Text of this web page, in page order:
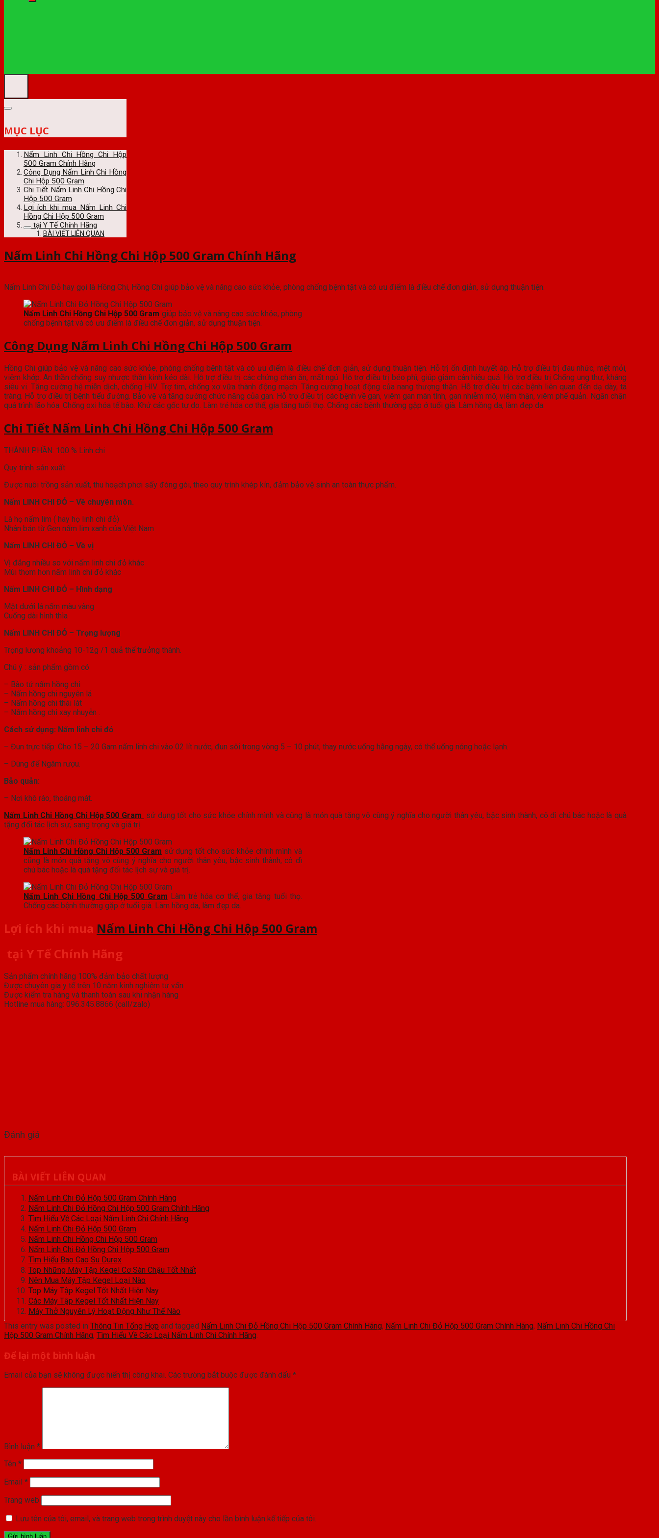
MỤC LỤC
Nấm Linh Chi Hồng Chi Hộp
500 Gram Chính Hãng
Công Dụng Nấm Linh Chi Hồng
Chi Hộp 500 Gram
Chi Tiết Nấm Linh Chi Hồng Chi
Hộp 500 Gram
Lợi ích khi mua Nấm Linh Chi
Hồng Chi Hộp 500 Gram
tại Y Tế Chính Hãng
BÀI VIẾT LIÊN QUAN
Nấm Linh Chi Hồng Chi Hộp 500 Gram Chính Hãng
Nấm Linh Chi Đỏ hay gọi là Hồng Chi, Hồng Chi giúp bảo vệ và nâng cao sức khỏe, phòng chống bệnh tật và có ưu điểm là điều chế đơn giản, sử dụng thuận tiện.
Nấm Linh Chi Hồng Chi Hộp 500 Gram giúp bảo vệ và nâng cao sức khỏe, phòng
chống bệnh tật và có ưu điểm là điều chế đơn giản, sử dụng thuận tiện.
Công Dụng Nấm Linh Chi Hồng Chi Hộp 500 Gram
Hồng Chi giúp bảo vệ và nâng cao sức khỏe, phòng chống bệnh tật và có ưu điểm là điều chế đơn giản, sử dụng thuận tiện. Hỗ trị ổn định huyết áp. Hỗ trợ điều trị đau nhức, mệt mỏi,
viêm khớp. An thần chống suy nhược thần kinh kéo dài. Hỗ trợ điều trị các chứng chán ăn, mất ngủ. Hỗ trợ điều trị béo phì, giúp giảm cân hiệu quả. Hỗ trợ điều trị Chống ung thư, kháng
siêu vi. Tăng cường hệ miễn dịch, chống HIV. Trợ tim, chống xơ vữa thành động mạch. Tăng cường hoạt động của nang thượng thận. Hỗ trợ điều trị các bệnh liên quan đến dạ dày, tá
tràng. Hỗ trợ điều trị bệnh tiểu đường. Bảo vệ và tăng cường chức năng của gan. Hỗ trợ điều trị các bệnh về gan, viêm gan mãn tính, gan nhiễm mỡ, viêm thận, viêm phế quản. Ngăn chặn
quá trình lão hóa. Chống oxi hóa tế bào. Khử các gốc tự do. Làm trẻ hóa cơ thể, gia tăng tuổi thọ. Chống các bệnh thường gặp ở tuổi già. Làm hồng da, làm đẹp da.
Chi Tiết Nấm Linh Chi Hồng Chi Hộp 500 Gram
THÀNH PHẦN: 100 % Linh chi
Quy trình sản xuất:
Được nuôi trồng sản xuất, thu hoạch phơi sấy đóng gói, theo quy trình khép kín, đảm bảo vệ sinh an toàn thực phẩm.
Nấm LINH CHI ĐỎ – Về chuyên môn.
Là họ nấm lim ( hay họ linh chi đỏ)
Nhân bản từ Gen nấm lim xanh của Việt Nam
Nấm LINH CHI ĐỎ – Về vị
Vị đắng nhiều so với nấm linh chi đỏ khác
Mùi thơm hơn nấm linh chi đỏ khác
Nấm LINH CHI ĐỎ – Hình dạng
Mặt dưới lá nấm màu vàng
Cuống dài hình thìa
Nấm LINH CHI ĐỎ – Trọng lượng
Trọng lượng khoảng 10-12g /1 quả thể trưởng thành.
Chú ý : sản phẩm gồm có
– Bào tử nấm hồng chi
– Nấm hồng chi nguyên lá
– Nấm hồng chi thái lát
– Nấm hồng chi xay nhuyễn .
Cách sử dụng: Nấm linh chi đỏ
– Đun trực tiếp: Cho 15 – 20 Gam nấm linh chi vào 02 lít nước, đun sôi trong vòng 5 – 10 phút, thay nước uống hằng ngày, có thể uống nóng hoặc lạnh.
– Dùng để Ngâm rượu.
Bảo quản:
– Nơi khô ráo, thoáng mát.
Nấm Linh Chi Hồng Chi Hộp 500 Gram sử dụng tốt cho sức khỏe chính mình và cũng là món quà tặng vô cùng ý nghĩa cho người thân yêu, bậc sinh thành, cô dì chú bác hoặc là quà
tặng đối tác lịch sự, sang trọng và giá trị.
Nấm Linh Chi Hồng Chi Hộp 500 Gram sử dụng tốt cho sức khỏe chính mình và
cũng là món quà tặng vô cùng ý nghĩa cho người thân yêu, bậc sinh thành, cô dì
chú bác hoặc là quà tặng đối tác lịch sự và giá trị.
Nấm Linh Chi Hồng Chi Hộp 500 Gram Làm trẻ hóa cơ thể, gia tăng tuổi thọ.
Chống các bệnh thường gặp ở tuổi già. Làm hồng da, làm đẹp da.
Lợi ích khi mua Nấm Linh Chi Hồng Chi Hộp 500 Gram
tại Y Tế Chính Hãng
Sản phẩm chính hãng 100% đảm bảo chất lượng
Được chuyên gia y tế trên 10 năm kinh nghiệm tư vấn
Được kiểm tra hàng và thanh toán sau khi nhận hàng
Hotline mua hàng: 096.345.8866 (call/zalo)
Đánh giá
BÀI VIẾT LIÊN QUAN
Nấm Linh Chi Đỏ Hộp 500 Gram Chính Hãng
Nấm Linh Chi Đỏ Hồng Chi Hộp 500 Gram Chính Hãng
Tìm Hiểu Về Các Loại Nấm Linh Chi Chính Hãng
Nấm Linh Chi Đỏ Hộp 500 Gram
Nấm Linh Chi Hồng Chi Hộp 500 Gram
Nấm Linh Chi Đỏ Hồng Chi Hộp 500 Gram
Tìm Hiểu Bao Cao Su Durex
Top Những Máy Tập Kegel Cơ Sàn Chậu Tốt Nhất
Nên Mua Máy Tập Kegel Loại Nào
Top Máy Tập Kegel Tốt Nhất Hiện Nay
Các Máy Tập Kegel Tốt Nhất Hiện Nay
Máy Thở Nguyên Lý Hoạt Động Như Thế Nào
This entry was posted in Thông Tin Tổng Hợp and tagged Nấm Linh Chi Đỏ Hồng Chi Hộp 500 Gram Chính Hãng, Nấm Linh Chi Đỏ Hộp 500 Gram Chính Hãng, Nấm Linh Chi Hồng Chi
Hộp 500 Gram Chính Hãng, Tìm Hiểu Về Các Loại Nấm Linh Chi Chính Hãng.
Để lại một bình luận
Email của bạn sẽ không được hiển thị công khai. Các trường bắt buộc được đánh dấu *
Bình luận *
Tên *
Email *
Trang web
Lưu tên của tôi, email, và trang web trong trình duyệt này cho lần bình luận kế tiếp của tôi.